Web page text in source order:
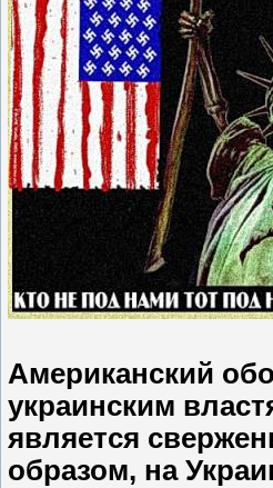
Американский
украинским
является
образом, на